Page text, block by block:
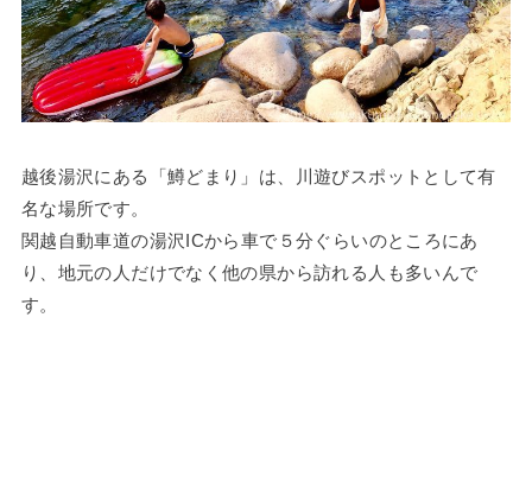
越後湯沢にある「鱒どまり」は、川遊びスポットとして有
名な場所です。
関越自動車道の湯沢ICから車で５分ぐらいのところにあ
り、地元の人だけでなく他の県から訪れる人も多いんで
す。